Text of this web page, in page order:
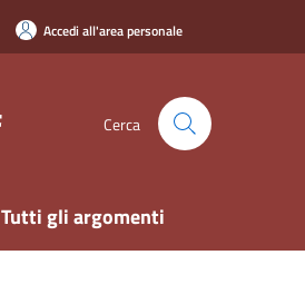
Accedi all'area personale
Cerca
Tutti gli argomenti